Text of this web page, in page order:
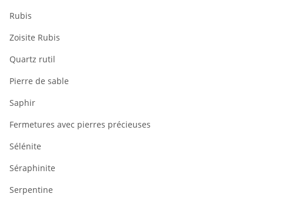
Rubis
Zoisite Rubis
Quartz rutil
Pierre de sable
Saphir
Fermetures avec pierres précieuses
Sélénite
Séraphinite
Serpentine